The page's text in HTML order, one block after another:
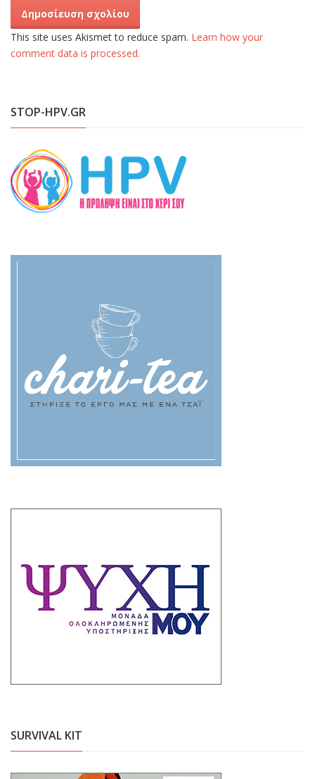
This site uses Akismet to reduce spam. Learn how your
comment data is processed.
STOP-HPV.GR
SURVIVAL KIT